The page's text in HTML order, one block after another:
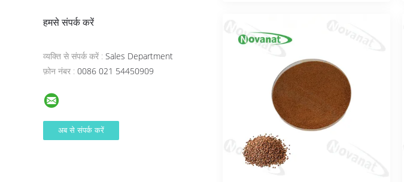
हमसे संपर्क करें
व्यक्ति से संपर्क करें : Sales Department
फ़ोन नंबर : 0086 021 54450909